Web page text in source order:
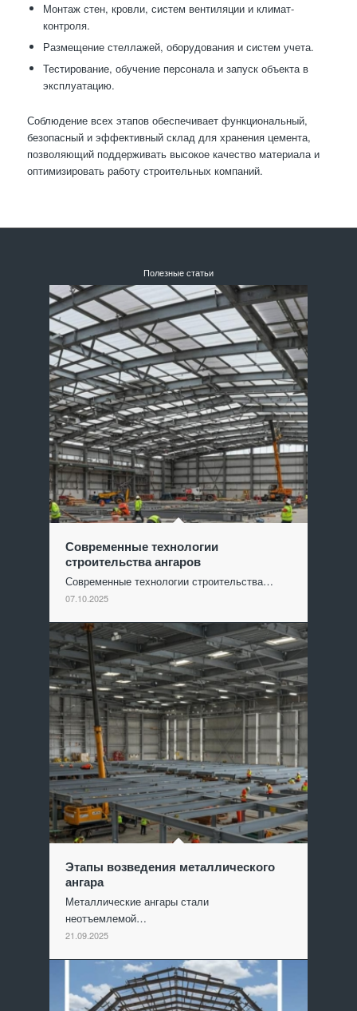
Монтаж стен, кровли, систем вентиляции и климат-
контроля.
Размещение стеллажей, оборудования и систем учета.
Тестирование, обучение персонала и запуск объекта в
эксплуатацию.
Соблюдение всех этапов обеспечивает функциональный,
безопасный и эффективный склад для хранения цемента,
позволяющий поддерживать высокое качество материала и
оптимизировать работу строительных компаний.
Полезные статьи
Современные технологии
строительства ангаров
Современные технологии строительства…
07.10.2025
Этапы возведения металлического
ангара
Металлические ангары стали
неотъемлемой…
21.09.2025